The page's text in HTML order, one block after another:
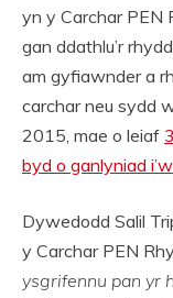
yn y Carchar PEN
gan ddathlu’r
am gyfiawnder a
carchar neu sydd
2015, mae o leiaf
byd o ganlyniad
Dywedodd Salil
y Carchar PEN
ysgrifennu pan yr